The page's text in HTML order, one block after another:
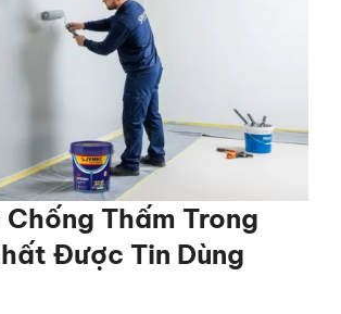
Chống Thấm Trong
Được Tin Dùng